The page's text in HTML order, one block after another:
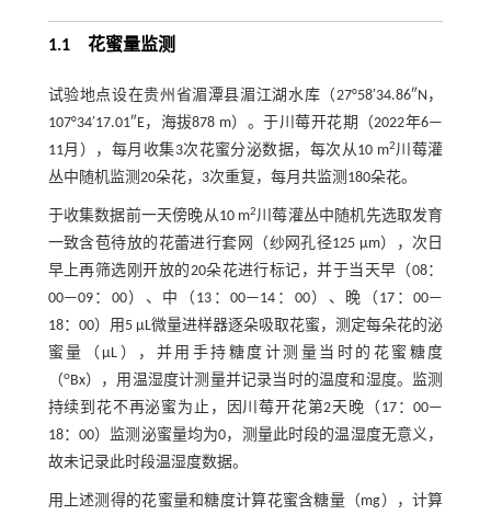
1.1花蜜量监测
试验地点设在贵州省湄潭县湄江湖水库（27°58′34.86″N，
107°34′17.01″E，海拔878 m）。于川莓开花期（2022年6—
11月），每月收集3次花蜜分泌数据，每次从10 m2川莓灌
丛中随机监测20朵花，3次重复，每月共监测180朵花。
于收集数据前一天傍晚从10 m2川莓灌丛中随机先选取发育
一致含苞待放的花蕾进行套网（纱网孔径125 μm），次日
早上再筛选刚开放的20朵花进行标记，并于当天早（08：
00—09：00）、中（13：00—14：00）、晚（17：00—
18：00）用5 μL微量进样器逐朵吸取花蜜，测定每朵花的泌
蜜量（μL），并用手持糖度计测量当时的花蜜糖度
（oBx），用温湿度计测量并记录当时的温度和湿度。监测
持续到花不再泌蜜为止，因川莓开花第2天晚（17：00—
18：00）监测泌蜜量均为0，测量此时段的温湿度无意义，
故未记录此时段温湿度数据。
用上述测得的花蜜量和糖度计算花蜜含糖量（mg），计算